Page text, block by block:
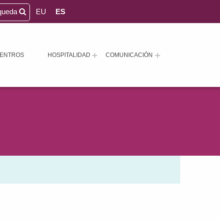
HOSPITALIDAD COMUNICACIÓN
EU ES